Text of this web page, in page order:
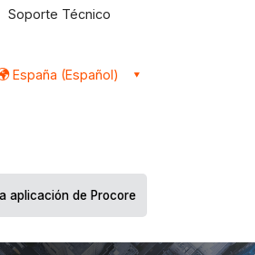
Soporte Técnico
España (Español)
aplicación de Procore